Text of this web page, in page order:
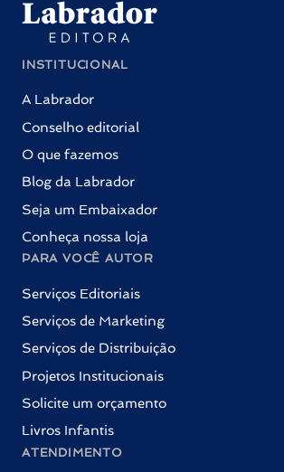
INSTITUCIONAL
A Labrador
Conselho editorial
O que fazemos
Blog da Labrador
Seja um Embaixador
Conheça nossa loja
PARA VOCÊ AUTOR
Serviços Editoriais
Serviços de Marketing
Serviços de Distribuição
Projetos Institucionais
Solicite um orçamento
Livros Infantis
ATENDIMENTO